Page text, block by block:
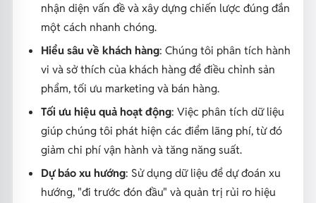
nhận diện vấn đề và xây dựng chiến lược đúng đắn
một cách nhanh chóng.
Hiểu sâu về khách hàng: Chúng tôi phân tích hành
vi và sở thích của khách hàng để điều chỉnh sản
phẩm, tối ưu marketing và bán hàng.
Tối ưu hiệu quả hoạt động: Việc phân tích dữ liệu
giúp chúng tôi phát hiện các điểm lãng phí, từ đó
giảm chi phí vận hành và tăng năng suất.
Dự báo xu hướng: Sử dụng dữ liệu để dự đoán xu
hướng, "đi trước đón đầu" và quản trị rủi ro hiệu